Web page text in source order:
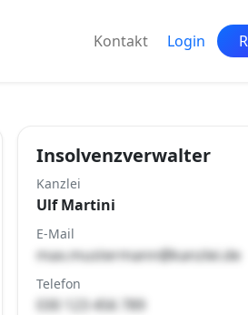
Kontakt Login
Insolvenzverwalter
Kanzlei
Ulf Martini
E-Mail
max.mustermann@kanzlei.de
Telefon
030 123 456 789